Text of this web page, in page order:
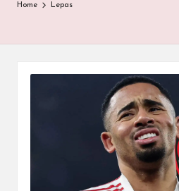
Home Lepas